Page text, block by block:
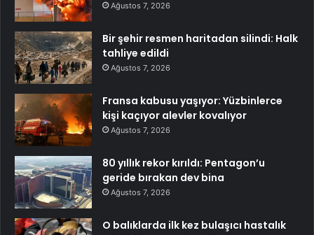
Ağustos 7, 2026
Bir şehir resmen haritadan silindi: Halk
tahliye edildi
Ağustos 7, 2026
Fransa kabusu yaşıyor: Yüzbinlerce
kişi kaçıyor alevler kovalıyor
Ağustos 7, 2026
80 yıllık rekor kırıldı: Pentagon’u
geride bırakan dev bina
Ağustos 7, 2026
O balıklarda ilk kez bulaşıcı hastalık